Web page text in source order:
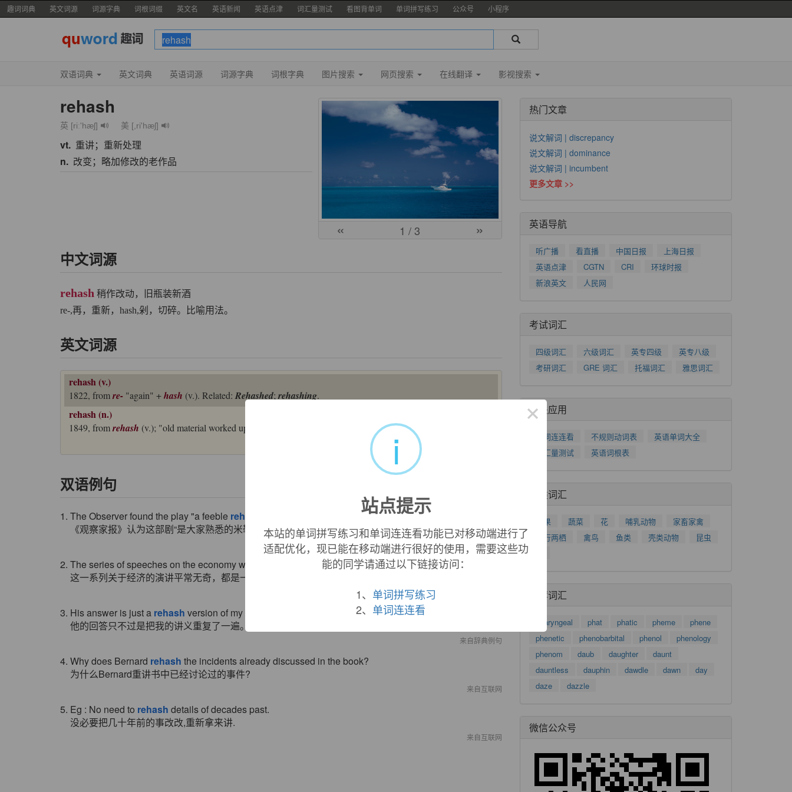
趣词词典 英文词源 词源字典 词根词缀 英文名 英语新闻 英语点津 词汇量测试 看图背单词 单词拼写练习 公众号 小程序
双语词典 英文词典 英语词源 词源字典 词根字典 图片搜索 网页搜索 在线翻译 影视搜索
rehash
英 [riː'hæʃ] 美 [,ri'hæʃ]
vt. 重讲；重新处理
n. 改变；略加修改的老作品
« 1 / 3 »
中文词源
rehash 稍作改动，旧瓶装新酒
re-,再，重新，hash,剁，切碎。比喻用法。
英文词源
rehash (v.)
1822, fromre- "again" +hash (v.). Related: Rehashed; rehashing.
rehash (n.)
1849, fromrehash (v.); "old material worked up anew," usually of literary productions.
双语例句
1. The Observer found the play "a feeble rehash
of familiar Miller themes"
《观察家报》认为这部剧“是大家熟悉的米勒式主题的拙劣翻版”。
来自柯林斯例句
2. The series of speeches on the economy was uninspiring and arehashof old subjects.
这一系列关于经济的演讲平常无奇，都是一些陈词滥调。
3. His answer is just a rehash version of my lecture.
他的回答只不过是把我的讲义重复了一遍。
来自辞典例句
4. Why does Bernard rehash the incidents already discussed in the book?
为什么Bernard重讲书中已经讨论过的事件?
来自互联网
5. Eg : No need to rehash details of decades past.
没必要把几十年前的事改改,重新拿来讲.
来自互联网
热门文章
说文解词 | discrepancy
说文解词 | dominance
说文解词 | incumbent
更多文章 >>
英语导航
听广播 看直播 中国日报
上海日报
英语点津
CGTN CRI
环球时报
新浪英文
人民网
考试词汇
四级词汇 六级词汇 英专四级
英专八级
考研词汇
GRE 词汇 托福词汇 雅思词汇
相关应用
单词连连看 不规则动词表
英语单词大全
词汇量测试
英语词根表
分类词汇
水果 蔬菜 花 哺乳动物
家畜家禽
爬行两栖
禽鸟 鱼类 壳类动物
昆虫
推荐词汇
pharyngeal phat phatic pheme
phene
phenetic
phenobarbital phenol
phenology
phenom
daub daughter
daunt
dauntless
dauphin dawdle dawn
day
daze
dazzle
微信公众号
×
i
站点提示
本站的单词拼写练习和单词连连看功能已对移动端进行了
适配优化，现已能在移动端进行很好的使用，需要这些功
能的同学请通过以下链接访问：
1、 单词拼写练习
2、 单词连连看